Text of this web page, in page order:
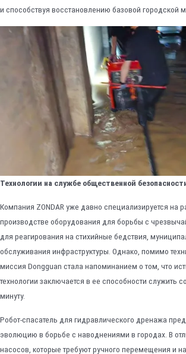
и способствуя восстановлению базовой городской
Технологии на службе общественной
Компания ZONDAR уже давно специализируется на
производстве оборудования для борьбы с
для реагирования на стихийные бедствия,
обслуживания инфраструктуры. Однако, помимо
миссия Dongguan стала напоминанием о том, что
технологии заключается в ее способности служить
минуту.
Робот-спасатель для гидравлического дренажа
эволюцию в борьбе с наводнениями в городах. В
насосов, которые требуют ручного перемещения и